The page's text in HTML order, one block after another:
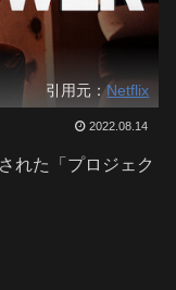
引用元：Netflix
2022.08.14
れた「プロジェク